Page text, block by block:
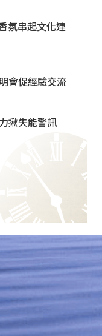
氛串起文化連
會促經驗交流
揪失能警訊